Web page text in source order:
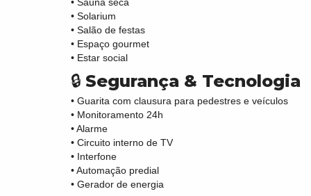
• Solarium
• Salão de festas
• Espaço gourmet
• Estar social
🔒 Segurança & Tecnologia
• Guarita com clausura para pedestres e veículos
• Monitoramento 24h
• Alarme
• Circuito interno de TV
• Interfone
• Automação predial
• Gerador de energia